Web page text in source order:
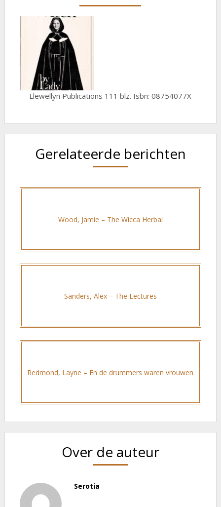
Llewellyn Publications 111 blz. Isbn: 08754077X
Gerelateerde berichten
Wood, Jamie – The Wicca Herbal
Sanders, Alex – The Lectures
Redmond, Layne – En de drummers waren vrouwen
Over de auteur
Serotia